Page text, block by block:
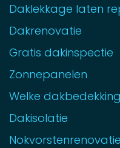
Daklekkage laten
Dakrenovatie
Gratis dakinspectie
Zonnepanelen
Welke
Dakisolatie
Nokvorstenrenovatie